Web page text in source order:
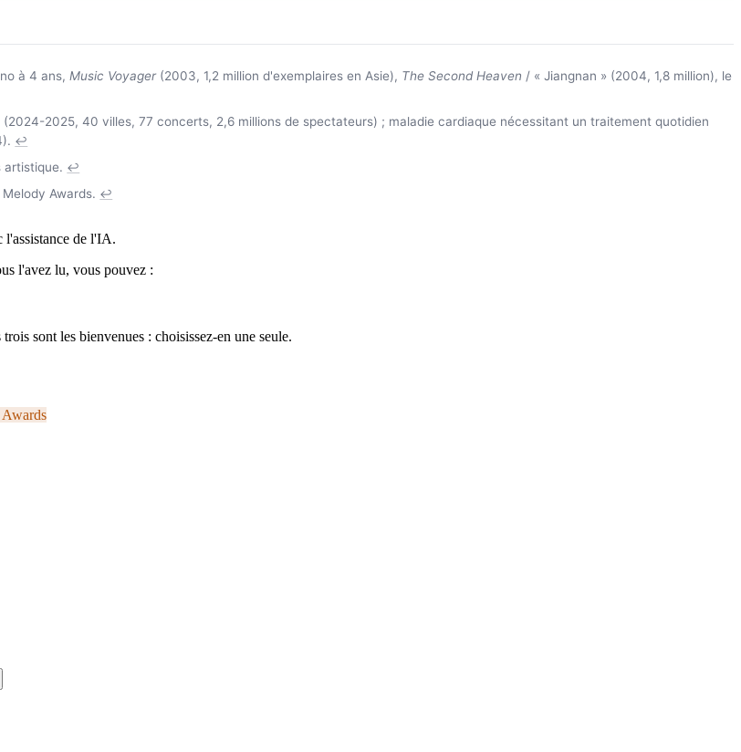
à 4 ans, Music Voyager(2003, 1,2 million d'exemplaires en Asie), The Second Heaven / « Jiangnan » (2004, 1,8 million), le
2025, 40 villes, 77 concerts, 2,6 millions de spectateurs) ; maladie cardiaque nécessitant un traitement quotidien
↩
↩
Awards. ↩
l'assistance de l'IA.
l'avez lu, vous pouvez :
sont les bienvenues : choisissez-en une seule.